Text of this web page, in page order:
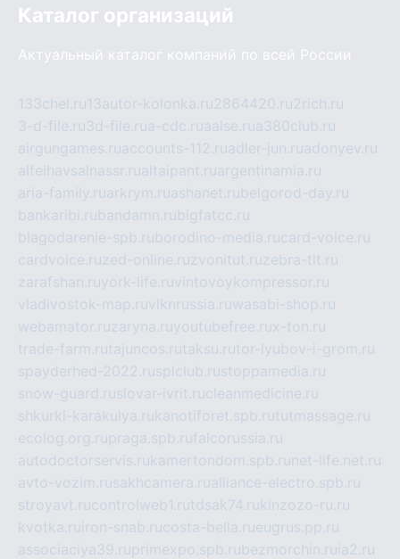
Каталог организаций
Актуальный каталог компаний по всей России
133chel.ru13autor-kolonka.ru2864420.ru2rich.ru
3-d-file.ru3d-file.rua-cdc.ruaalse.rua380club.ru
airgungames.ruaccounts-112.ruadler-jun.ruadonyev.ru
alfeihavsalnassr.rualtaipant.ruargentinamia.ru
aria-family.ruarkrym.ruashanet.rubelgorod-day.ru
bankaribi.rubandamn.rubigfatcc.ru
blagodarenie-spb.ruborodino-media.rucard-voice.ru
cardvoice.ruzed-online.ruzvonitut.ruzebra-tlt.ru
zarafshan.ruyork-life.ruvintovoykompressor.ru
vladivostok-map.ruvlknrussia.ruwasabi-shop.ru
webamator.ruzaryna.ruyoutubefree.rux-ton.ru
trade-farm.rutajuncos.rutaksu.rutor-lyubov-i-grom.ru
spayderhed-2022.rusplclub.rustoppamedia.ru
snow-guard.ruslovar-ivrit.rucleanmedicine.ru
shkurki-karakulya.rukanotiforet.spb.rututmassage.ru
ecolog.org.rupraga.spb.rufalcorussia.ru
autodoctorservis.rukamertondom.spb.ru net-life.net.ru
avto-vozim.rusakhcamera.rualliance-electro.spb.ru
stroyavt.rucontrolweb1.rutdsak74.rukinzozo-ru.ru
kvotka.ru iron-snab.rucosta-bella.rueugrus.pp.ru
associaciya39.ruprimexpo.spb.rubezmorchin.ru ia2.ru